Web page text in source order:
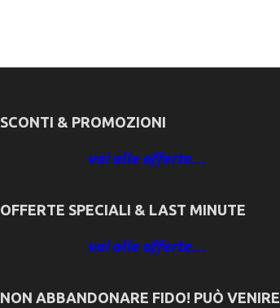
SCONTI & PROMOZIONI
vai alle offerte…
OFFERTE SPECIALI & LAST MINUTE
vai alle offerte…
NON ABBANDONARE FIDO! PUÒ VENIRE